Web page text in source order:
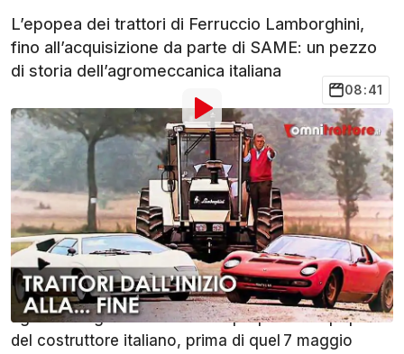
L’epopea dei trattori di Ferruccio Lamborghini,
fino all’acquisizione da parte di SAME: un pezzo
di storia dell’agromeccanica italiana
08:41
Di Cristian Furini
23 Gen 2023 alle10:00
Aggiungi OmniTrattore alle
fonti preferite su Google
Condividi
Ferruccio Lamborghini è stato un pezzo di storia
dell'agromeccanica italiana, quella dei trattori
agricoli. Vogliamo raccontare proprio dell’epopea
del costruttore italiano, prima di quel 7 maggio